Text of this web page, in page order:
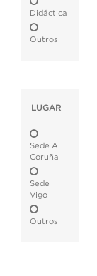
Didáctica
Outros
LUGAR
Sede A
Coruña
Sede
Vigo
Outros